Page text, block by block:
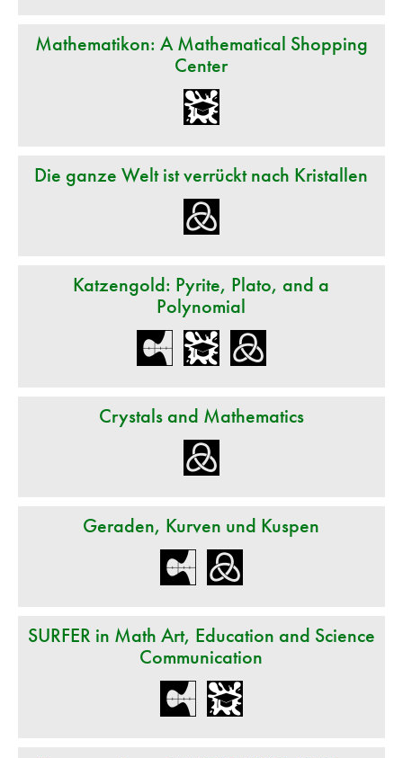
Mathematikon: A Mathematical Shopping
Center
Die ganze Welt ist verrückt nach Kristallen
Katzengold: Pyrite, Plato, and a
Polynomial
Crystals and Mathematics
Geraden, Kurven und Kuspen
SURFER in Math Art, Education and Science
Communication